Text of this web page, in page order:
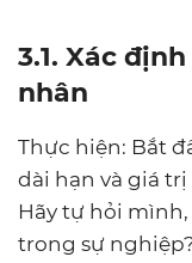
3.1. Xác
nhân
Thực hiện: Bắt
dài hạn và giá
Hãy tự hỏi
trong sự